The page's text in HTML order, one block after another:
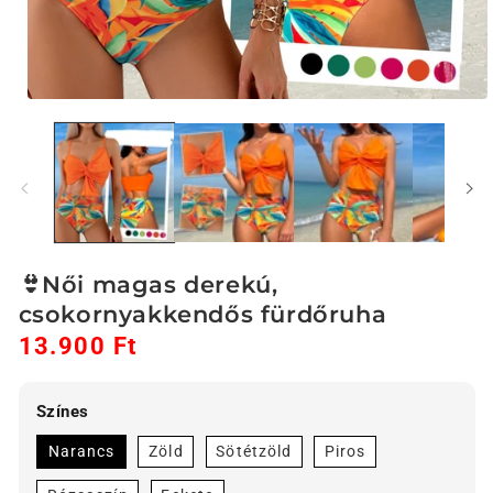
médiafájl
megnyitása
modális
párbeszédpanelen
👙Női magas derekú,
csokornyakkendős fürdőruha
Normál
ár
13.900 Ft
Akciós
Színes
Narancs Zöld Sötétzöld Piros